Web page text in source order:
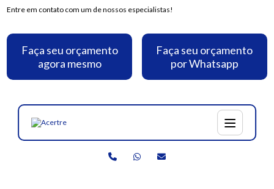
Entre em contato com um de nossos especialistas!
Faça seu orçamento
agora mesmo
Faça seu orçamento
por Whatsapp